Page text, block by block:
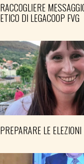
RACCOGLIERE
ETICO DI LEGACOOP FVG
PREPARARE LE